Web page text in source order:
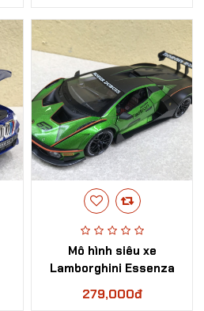
Mô hình siêu xe
Lamborghini Essenza
SCV12 tỷ lệ 1:24
279,000đ